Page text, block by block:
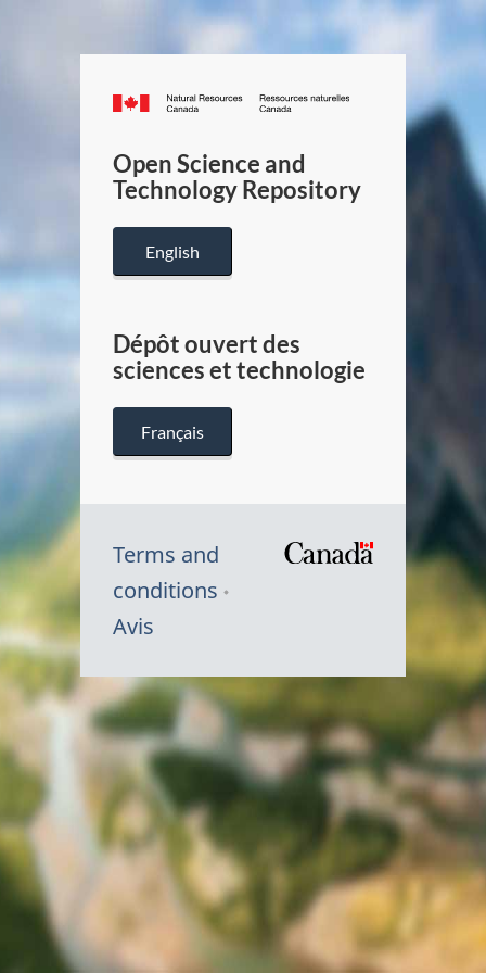
Canada.ca
/
Canada
Open Science and
Technology Repository
English
Dépôt ouvert des
sciences et technologie
Français
Terms and
conditions
Avis
Canada